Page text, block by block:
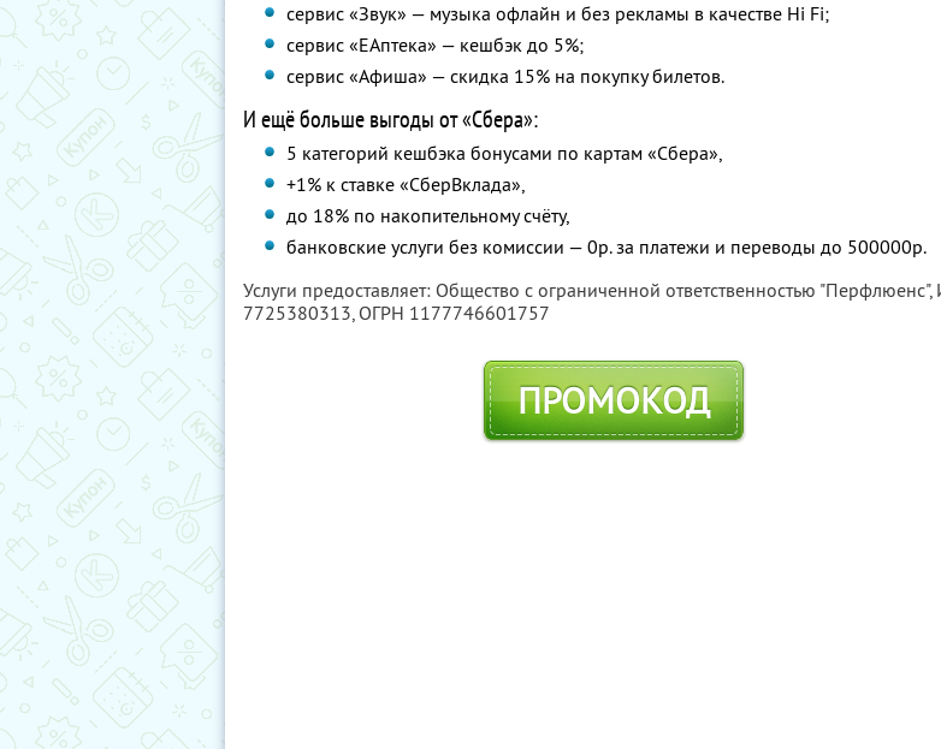
сервис «Звук» — музыка офлайн и без рекламы в качестве Hi Fi;
сервис «ЕАптека» — кешбэк до 5%;
сервис «Афиша» — скидка 15% на покупку билетов.
И ещё больше выгоды от «Сбера»:
5 категорий кешбэка бонусами по картам «Сбера»,
+1% к ставке «СберВклада»,
до 18% по накопительному счёту,
банковские услуги без комиссии — 0р. за платежи и переводы до 500000р.
Услуги предоставляет: Общество с ограниченной ответственностью "Перфлюенс",
7725380313, ОГРН 1177746601757
ПРОМОКОД